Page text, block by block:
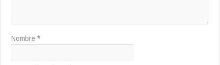
Nombre*